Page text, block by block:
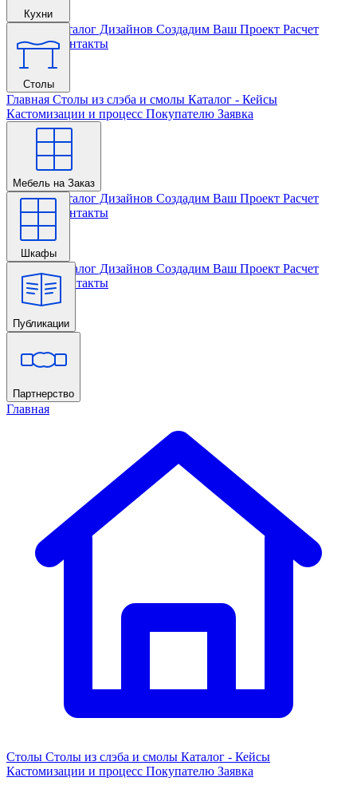
Кухни
Главная Каталог Дизайнов Создадим Ваш Проект Расчет
Проекта Контакты
Столы
Главная Столы из слэба и смолы Каталог - Кейсы
Кастомизации и процесс Покупателю Заявка
Мебель на Заказ
Главная Каталог Дизайнов Создадим Ваш Проект Расчет
Проекта
Контакты
Шкафы
Главная Каталог Дизайнов Создадим Ваш Проект Расчет
Проекта Контакты
Публикации
Главная
Партнерство
Главная
Столы Столы из слэба и смолы Каталог - Кейсы
Кастомизации и процесс Покупателю Заявка